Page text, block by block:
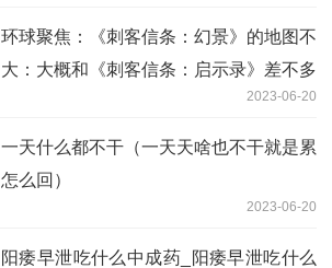
环球聚焦：《刺客信条：幻景》的地图不
大：大概和《刺客信条：启示录》差不多
2023-06-20
一天什么都不干（一天天啥也不干就是累
怎么回）
2023-06-20
阳痿早泄吃什么中成药_阳痿早泄吃什么